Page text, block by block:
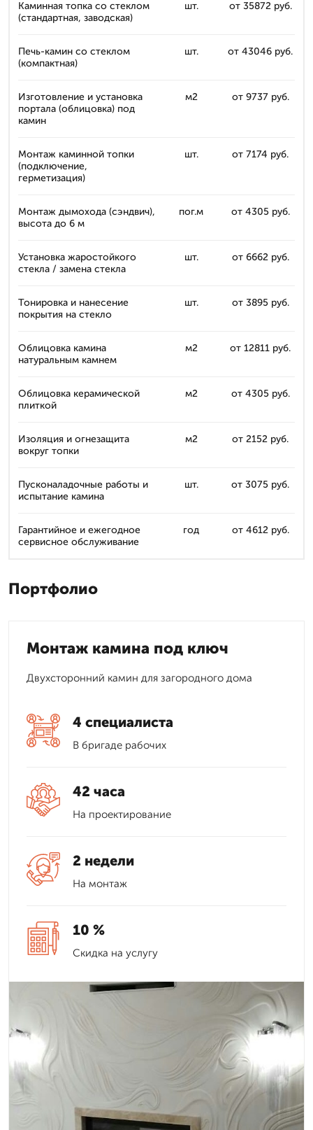
Каминная топка со стеклом
(стандартная, заводская)
шт. от 35872 руб.
Печь-камин со стеклом
(компактная)
шт. от 43046 руб.
Изготовление и установка
портала (облицовка) под
камин
м2 от 9737 руб.
Монтаж каминной топки
(подключение,
герметизация)
шт. от 7174 руб.
Монтаж дымохода (сэндвич),
высота до 6 м
пог.м от 4305 руб.
Установка жаростойкого
стекла / замена стекла
шт. от 6662 руб.
Тонировка и нанесение
покрытия на стекло
шт. от 3895 руб.
Облицовка камина
натуральным камнем
м2 от 12811 руб.
Облицовка керамической
плиткой
м2 от 4305 руб.
Изоляция и огнезащита
вокруг топки
м2 от 2152 руб.
Пусконаладочные работы и
испытание камина
шт. от 3075 руб.
Гарантийное и ежегодное
сервисное обслуживание
год от 4612 руб.
Портфолио
Монтаж камина под ключ
Двухсторонний камин для загородного дома
4 специалиста
В бригаде рабочих
42 часа
На проектирование
2 недели
На монтаж
10 %
Скидка на услугу